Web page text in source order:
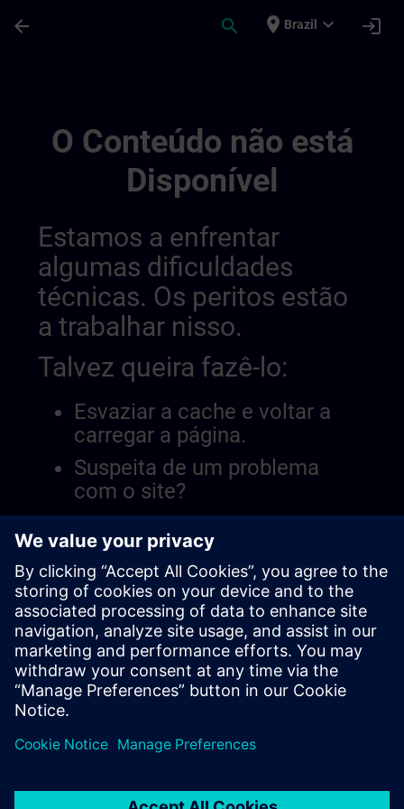
arrow_back search place Brazil expand_more login
O Conteúdo não está
Disponível
Estamos a enfrentar
algumas dificuldades
técnicas. Os peritos estão
a trabalhar nisso.
Talvez queira fazê-lo:
Esvaziar a cache e voltar a
carregar a página.
Suspeita de um problema
com o site?
Relatar a questão